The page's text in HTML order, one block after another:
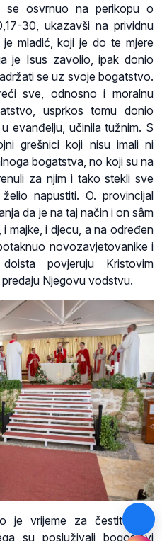
se osvrnuo na perikopu o
30, ukazavši na prividnu
mladić, koji je do te mjere
je Isus zavolio, ipak donio
se uz svoje bogatstvo.
sve, odnosno i moralnu
usprkos tomu donio
evanđelju, učinila tužnim. S
grešnici koji nisu imali ni
bogatstva, no koji su na
za njim i tako stekli sve
napustiti. O. provincijal
da je na taj način i on sâm
majke, i djecu, a na određen
novozavjetovanike i
povjeruju Kristovim
Njegovu vodstvu.
je vrijeme za čestitanje i
su posluživali bogoslovi